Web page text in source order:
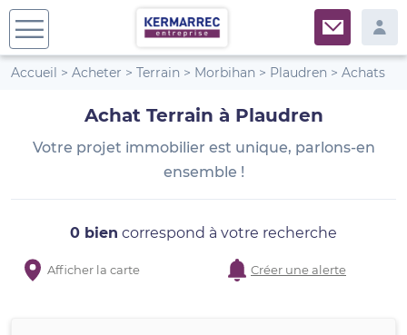
Accueil > Acheter > Terrain > Morbihan > Plaudren > Achats
Achat Terrain à Plaudren
Votre projet immobilier est unique, parlons-en
ensemble !
0 bien correspond à votre recherche
Afficher la carte Créer une alerte